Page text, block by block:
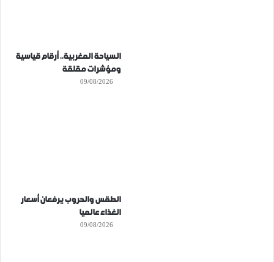
السياحة المغربية.. أرقام قياسية
ومؤشرات مقلقة
09/08/2026
الطقس والحروب يرفعان أسعار
الغذاء عالميا
09/08/2026